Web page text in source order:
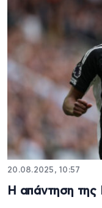
20.08.2025, 10:57
Η απάντηση της